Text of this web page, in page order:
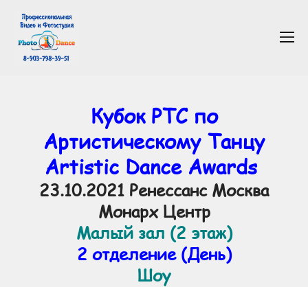
Кубок РТС по
Артистическому Танцу
Artistic Dance Awards
23.10.2021 Ренессанс Москва
Монарх Центр
Малый зал (2 этаж)
2 отделение (День)
Шоу